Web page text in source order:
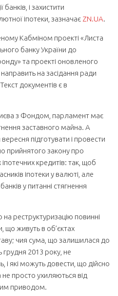
і захистити
іпотеки, зазначає ZN.UA.
Кабміном проекті «Листа
банку України до
та проекті оновленого
на засідання ради
документів є в
з Фондом, парламент має
заставного майна. А
підготувати і провести
прийнятого закону про
кредитів: так, щоб
іпотеки у валюті, але
у питанні стягнення
реструктуризацію повинні
що живуть в об’єктах
чия сума, що залишилася до
грудня 2013 року, не
які можуть довести, що дійсно
просто ухиляються від
приводом.